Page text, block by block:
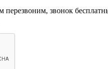
перезвоним, звонок